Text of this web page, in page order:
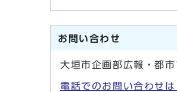
お問い合わせ
大垣市企画部広報・都
電話でのお問い合わせは